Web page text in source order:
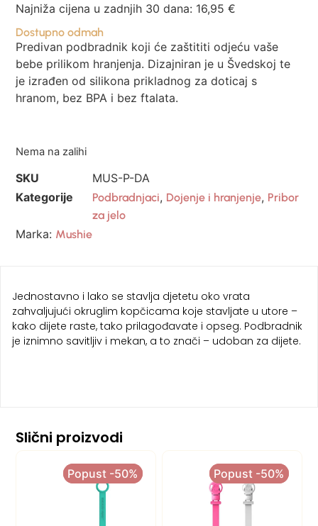
Najniža cijena u zadnjih 30 dana: 16,95€
Dostupno odmah
Predivan podbradnik koji će zaštititi odjeću vaše
bebe prilikom hranjenja. Dizajniran je u Švedskoj te
je izrađen od silikona prikladnog za doticaj s
hranom, bez BPA i bez ftalata.
Nema na zalihi
SKU
MUS-P-DA
Kategorije
Podbradnjaci, Dojenje i hranjenje, Pribor
za jelo
Marka: Mushie
Jednostavno i lako se stavlja djetetu oko vrata
zahvaljujući okruglim kopčicama koje stavljate u utore –
kako dijete raste, tako prilagođavate i opseg. Podbradnik
je iznimno savitljiv i mekan, a to znači – udoban za dijete.
Slični proizvodi
Popust -50%
Popust -50% Popust -50%
Popust -50%